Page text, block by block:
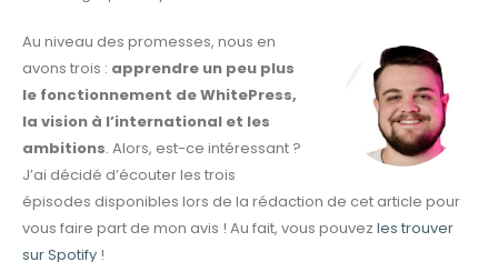
Au niveau des promesses, nous en
avons trois : apprendre un peu plus
le fonctionnement de WhitePress,
la vision à l’international et les
ambitions. Alors, est-ce intéressant ?
J’ai décidé d’écouter les trois
épisodes disponibles lors de la rédaction de cet article pour
vous faire part de mon avis ! Au fait, vous pouvez les trouver
sur Spotify !